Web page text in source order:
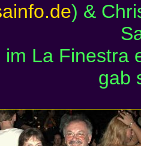
) &
La Finestra
gab